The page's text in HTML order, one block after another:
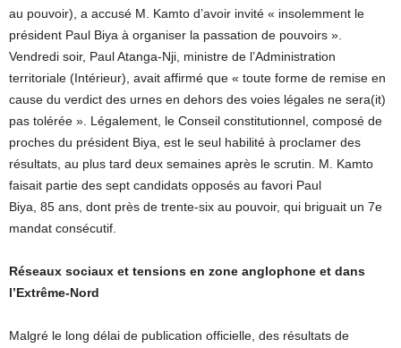
au pouvoir), a accusé M. Kamto d’avoir invité « insolemment le
président Paul Biya à organiser la passation de pouvoirs ».
Vendredi soir, Paul Atanga-Nji, ministre de l’Administration
territoriale (Intérieur), avait affirmé que « toute forme de remise en
cause du verdict des urnes en dehors des voies légales ne sera(it)
pas tolérée ». Légalement, le Conseil constitutionnel, composé de
proches du président Biya, est le seul habilité à proclamer des
résultats, au plus tard deux semaines après le scrutin. M. Kamto
faisait partie des sept candidats opposés au favori Paul
Biya, 85 ans, dont près de trente-six au pouvoir, qui briguait un 7e
mandat consécutif.
Réseaux sociaux et tensions en zone anglophone et dans
l’Extrême-Nord
Malgré le long délai de publication officielle, des résultats de